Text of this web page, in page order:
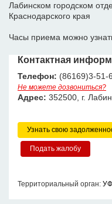
Лабинском городском
Краснодарского края
Часы приема можно
Контактная
Телефон: (86169)3-51-
Не можете дозвониться?
Адрес: 352500, г.
Узнать свою
Территориальный орган: